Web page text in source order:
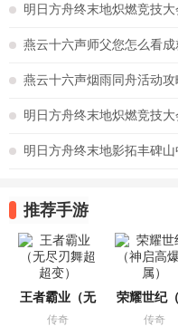
燕云十六声烟雨同舟活动
推荐手游
王者霸业（无
传奇
荣耀世纪
传奇